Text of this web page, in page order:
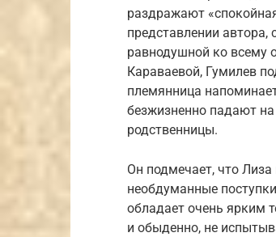
раздражают
представлении автора,
равнодушной ко всему
Караваевой, Гумилев
племянница
безжизненно падают
родственницы.
Он подмечает, что
необдуманные
обладает очень ярким
и обыденно, не